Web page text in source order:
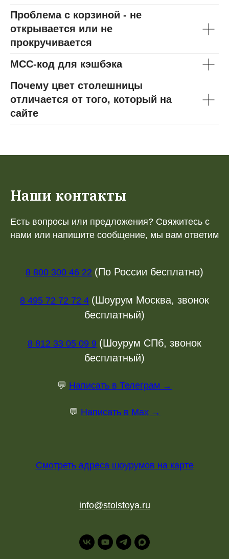
Проблема с корзиной - не
открывается или не
прокручивается
МСС-код для кэшбэка
Почему цвет столешницы
отличается от того, который на
сайте
Наши контакты
Есть вопросы или предложения? Свяжитесь с
нами или напишите сообщение, мы вам ответим
8 800 300 46 22 (По России бесплатно)
8 495 72 72 72 4 (Шоурум Москва, звонок
бесплатный)
8 812 33 05 09 9 (Шоурум СПб, звонок
бесплатный)
💬 Написать в Телеграм →
💬 Написать в Max →
Смотреть адреса шоурумов на карте
info@stolstoya.ru